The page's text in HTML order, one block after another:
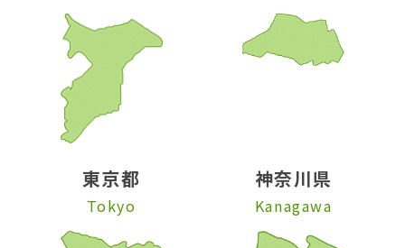
東京都
Tokyo
神奈川県
Kanagawa